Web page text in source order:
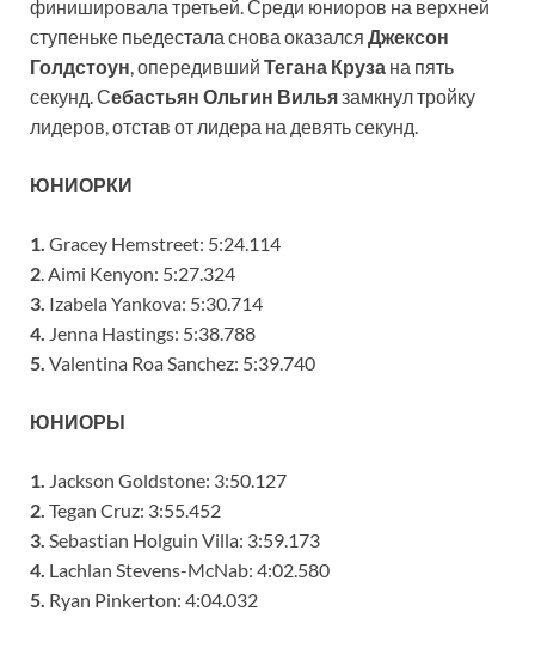
финишировала третьей. Среди юниоров на верхней
ступеньке пьедестала снова оказался Джексон
Голдстоун, опередивший Тегана Круза на пять
секунд. Себастьян Ольгин Вильязамкнул тройку
лидеров, отстав от лидера на девять секунд.
ЮНИОРКИ
1. Gracey Hemstreet: 5:24.114
2. Aimi Kenyon: 5:27.324
3. Izabela Yankova: 5:30.714
4. Jenna Hastings: 5:38.788
5. Valentina Roa Sanchez: 5:39.740
ЮНИОРЫ
1. Jackson Goldstone: 3:50.127
2. Tegan Cruz: 3:55.452
3. Sebastian Holguin Villa: 3:59.173
4. Lachlan Stevens-McNab: 4:02.580
5. Ryan Pinkerton: 4:04.032